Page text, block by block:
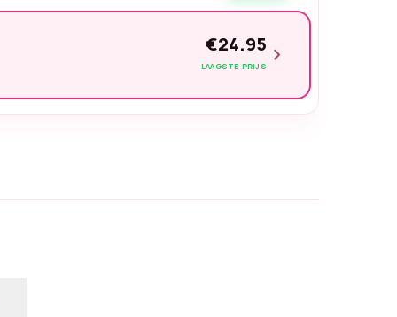
€24.95
LAAGSTE PRIJS chevron_right